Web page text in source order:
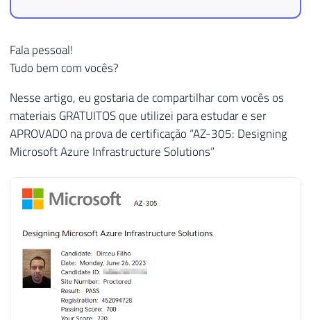
Fala pessoal!
Tudo bem com vocês?
Nesse artigo, eu gostaria de compartilhar com vocês os
materiais GRATUITOS que utilizei para estudar e ser
APROVADO na prova de certificação “AZ-305: Designing
Microsoft Azure Infrastructure Solutions”